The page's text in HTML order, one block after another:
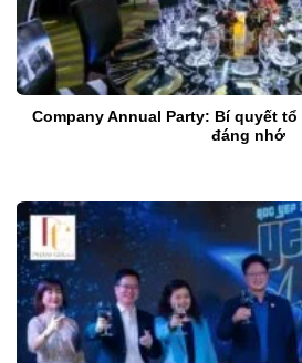
Company Annual Party: Bí quyết
đáng nhớ